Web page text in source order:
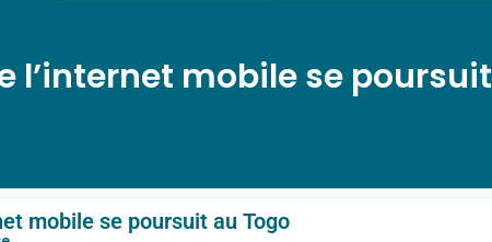
l’internet mobile se poursuit
mobile se poursuit au Togo